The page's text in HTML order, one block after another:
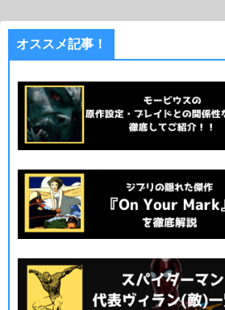
オススメ記事！